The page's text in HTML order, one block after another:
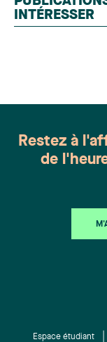
chevronnés en
l'ensemble du
INTÉRESSER
Restez à
de
Espace étudiant